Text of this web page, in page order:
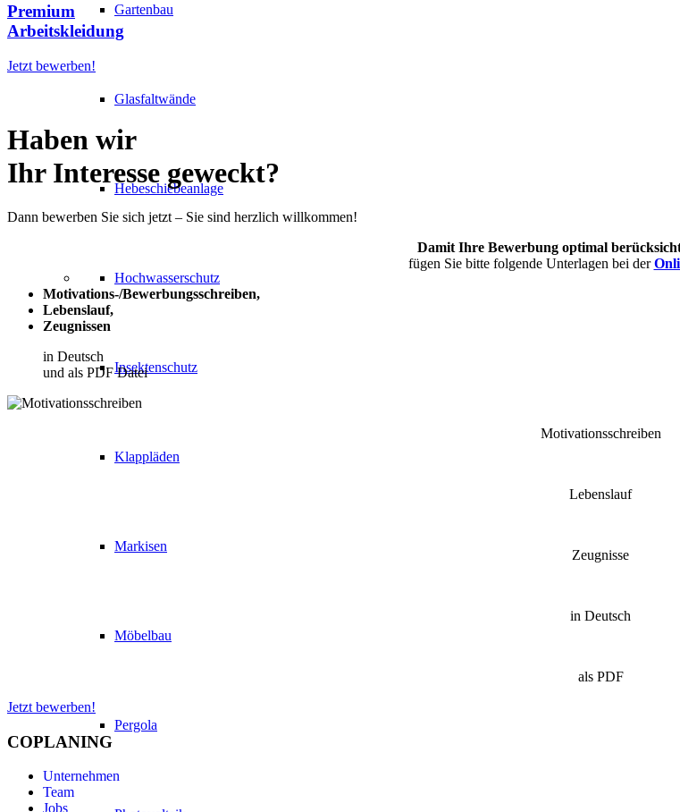
Gartenbau
Glasfaltwände
Hebeschiebeanlage
Hochwasserschutz
Insektenschutz
Klappläden
Markisen
Möbelbau
Pergola
Premium
Arbeitskleidung
Jetzt bewerben!
Haben wir
Ihr Interesse geweckt?
Dann bewerben Sie sich jetzt – Sie sind herzlich willkommen!
Damit Ihre Bewerbung optimal
fügen Sie bitte folgende Unterlagen bei der
Motivations-/Bewerbungsschreiben,
Lebenslauf,
Zeugnissen
in Deutsch
und als PDF Datei
Motivationsschreiben
Lebenslauf
Zeugnisse
in Deutsch
als PDF
Jetzt bewerben!
COPLANING
Unternehmen
Team
Jobs